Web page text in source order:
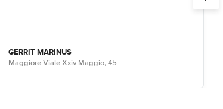
GERRIT MARINUS
Maggiore Viale Xxiv Maggio, 45